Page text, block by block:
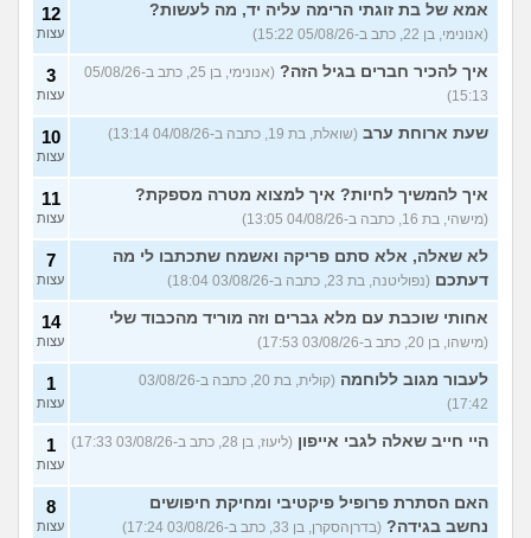
אמא של בת זוגתי הרימה עליה יד, מה לעשות?
(אנונימי, בן 22, כתב ב-05/08/26 15:22)
12
עצות
איך להכיר חברים בגיל הזה?
(אנונימי, בן 25, כתב ב-05/08/26
15:13)
3
עצות
שעת ארוחת ערב (שואלת, בת 19, כתבה ב-04/08/26 13:14) 10
עצות
איך להמשיך לחיות? איך למצוא מטרה מספקת?
(מישהי, בת 16, כתבה ב-04/08/26 13:05)
11
עצות
לא שאלה, אלא סתם פריקה ואשמח שתכתבו לי מה
דעתכם (נפוליטנה, בת 23, כתבה ב-03/08/26 18:04)
7
עצות
אחותי שוכבת עם מלא גברים וזה מוריד מהכבוד שלי
(מישהו, בן 20, כתב ב-03/08/26 17:53)
14
עצות
לעבור מגוב ללוחמה
(קולית, בת 20, כתבה ב-03/08/26
17:42)
1
עצות
היי חייב שאלה לגבי אייפון (ליעוז, בן 28, כתב ב-03/08/26 17:33) 1
עצות
האם הסתרת פרופיל פיקטיבי ומחיקת חיפושים
נחשב בגידה? (בדרןהסקרן, בן 33, כתב ב-03/08/26 17:24)
8
עצות